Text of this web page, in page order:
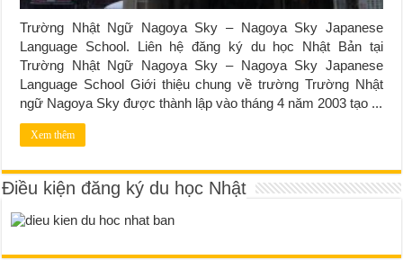
Trường Nhật Ngữ Nagoya Sky – Nagoya Sky Japanese
Language School. Liên hệ đăng ký du học Nhật Bản tại
Trường Nhật Ngữ Nagoya Sky – Nagoya Sky Japanese
Language School Giới thiệu chung về trường Trường Nhật
ngữ Nagoya Sky được thành lập vào tháng 4 năm 2003 tạo ...
Xem thêm
Điều kiện đăng ký du học Nhật